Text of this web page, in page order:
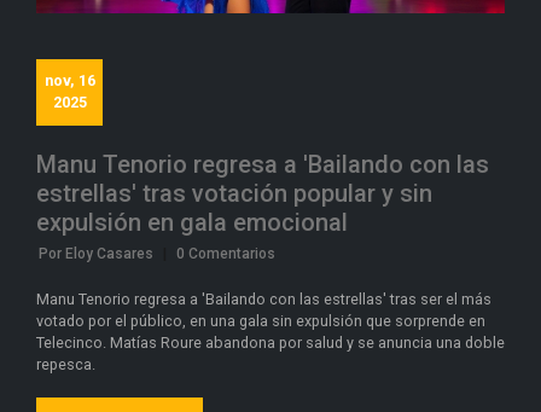
nov, 16
2025
Manu Tenorio regresa a 'Bailando con las
estrellas' tras votación popular y sin
expulsión en gala emocional
Por Eloy Casares 0 Comentarios
Manu Tenorio regresa a 'Bailando con las estrellas' tras ser el más
votado por el público, en una gala sin expulsión que sorprende en
Telecinco. Matías Roure abandona por salud y se anuncia una doble
repesca.